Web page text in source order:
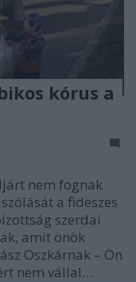
kórus a
nem fognak
a fideszes
szerdai
amit önök
Oszkárnak – Ön
nem vállal…